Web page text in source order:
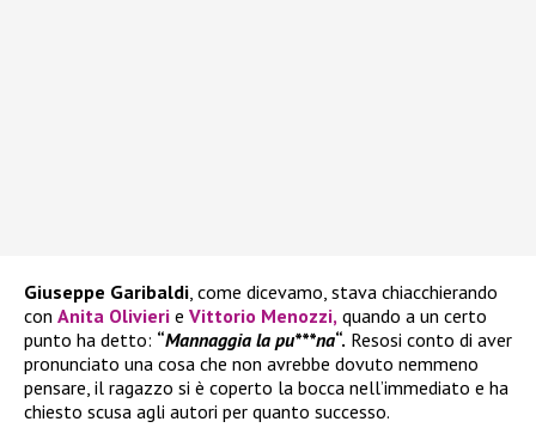
Giuseppe Garibaldi, come dicevamo, stava chiacchierando
con Anita Olivieri e Vittorio Menozzi, quando a un certo
punto ha detto: “Mannaggia la pu***na“. Resosi conto di aver
pronunciato una cosa che non avrebbe dovuto nemmeno
pensare, il ragazzo si è coperto la bocca nell’immediato e ha
chiesto scusa agli autori per quanto successo.